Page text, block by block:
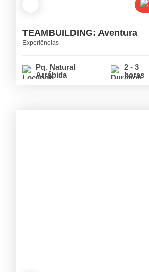
TEAMBUILDING: Aventura
Experiências
Pq. Natural
Arrábida
2 - 3
horas